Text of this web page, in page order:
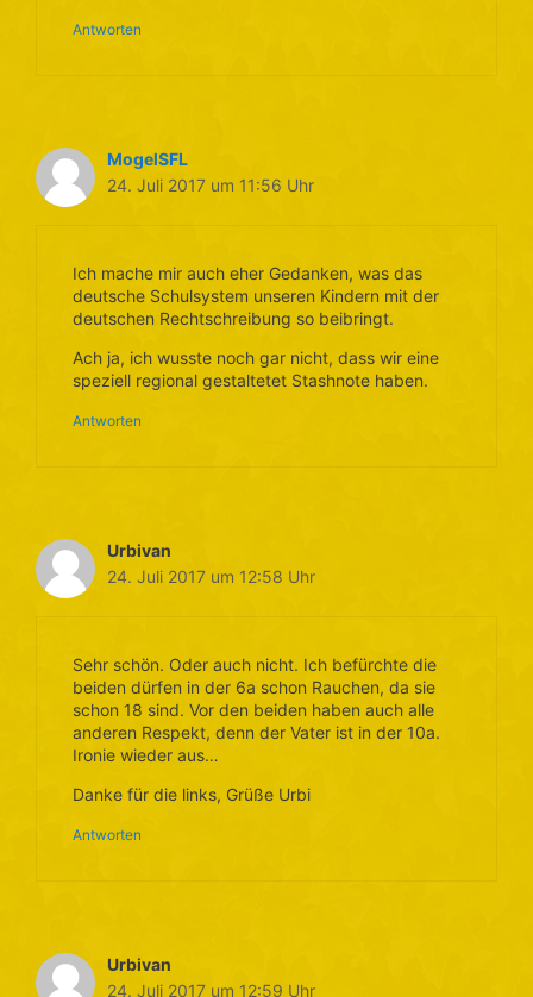
Antworten
MogelSFL
24. Juli 2017 um 11:56 Uhr
Ich mache mir auch eher Gedanken, was das
deutsche Schulsystem unseren Kindern mit der
deutschen Rechtschreibung so beibringt.
Ach ja, ich wusste noch gar nicht, dass wir eine
speziell regional gestaltetet Stashnote haben.
Antworten
Urbivan
24. Juli 2017 um 12:58 Uhr
Sehr schön. Oder auch nicht. Ich befürchte die
beiden dürfen in der 6a schon Rauchen, da sie
schon 18 sind. Vor den beiden haben auch alle
anderen Respekt, denn der Vater ist in der 10a.
Ironie wieder aus…
Danke für die links, Grüße Urbi
Antworten
Urbivan
24. Juli 2017 um 12:59 Uhr